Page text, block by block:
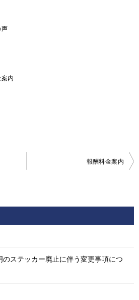
声
内
報酬料金案内
のステッカー廃止に伴う変更事項につ